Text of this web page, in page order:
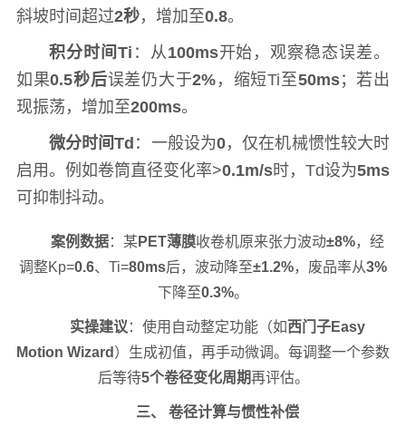
斜坡时间超过2秒，增加至0.8。
积分时间Ti ：从100ms开始，观察稳态误差。
如果0.5秒后误差仍大于2% ，缩短Ti至50ms；若出
现振荡，增加至200ms。
微分时间Td ：一般设为0，仅在机械惯性较大时
启用。例如卷筒直径变化率>0.1m/s时，Td设为5ms
可抑制抖动。
案例数据：某 PET薄膜收卷机原来张力波动±8%，经
调整Kp=0.6、Ti=80ms后，波动降至±1.2%，废品率从3%
下降至0.3%。
实操建议 ：使用自动整定功能（如西门子Easy
Motion Wizard ）生成初值，再手动微调。每调整一个参数
后等待5个卷径变化周期再评估。
三、 卷径计算与惯性补偿